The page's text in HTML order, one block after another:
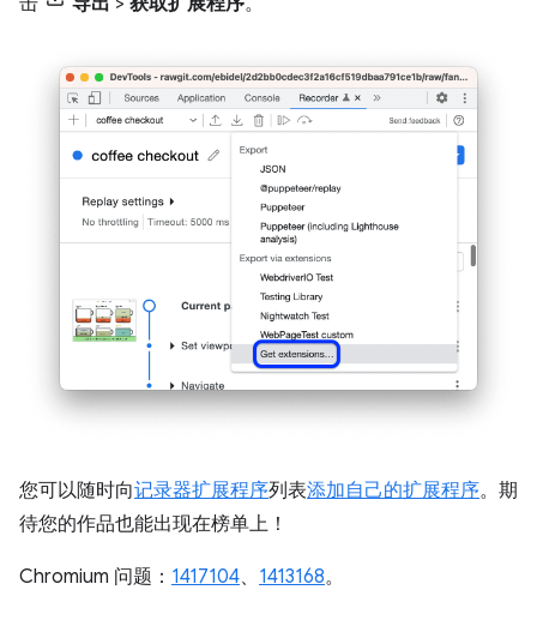
您可以随时向记录器扩展程序列表添加自己的扩展程序。期
待您的作品也能出现在榜单上！
Chromium 问题： 1417104、 1413168。